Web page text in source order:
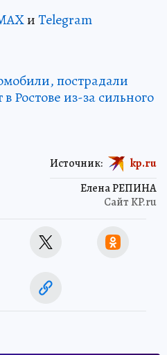
иTelegram
пострадали
Ростове из-за сильного
Елена РЕПИНА
Сайт KP.ru
Источник: kp.ru